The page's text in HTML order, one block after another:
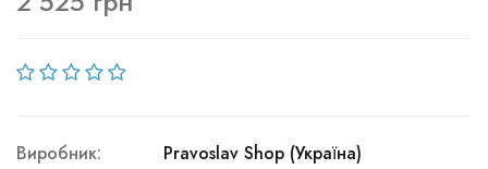
Виробник:
Pravoslav Shop (Україна)